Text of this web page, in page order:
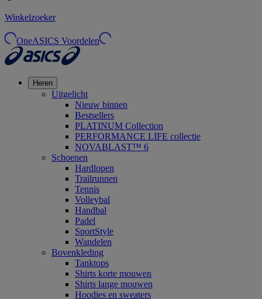
Winkelzoeker
OneASICS Voordelen
Heren
Uitgelicht
Nieuw binnen
Bestsellers
PLATINUM Collection
PERFORMANCE LIFE collectie
NOVABLAST™ 6
Schoenen
Hardlopen
Trailrunnen
Tennis
Volleybal
Handbal
Padel
SportStyle
Wandelen
Bovenkleding
Tanktops
Shirts korte mouwen
Shirts lange mouwen
Hoodies en sweaters